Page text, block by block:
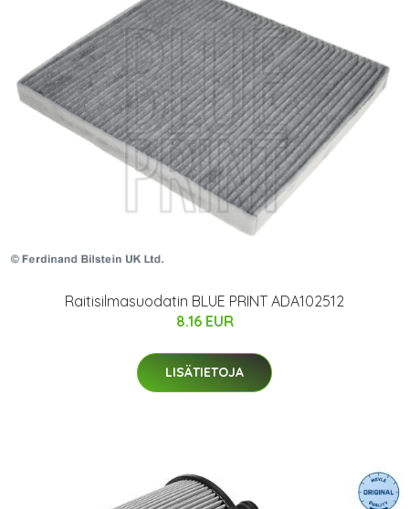
Raitisilmasuodatin BLUE PRINT ADA102512
8.16 EUR
LISÄTIETOJA